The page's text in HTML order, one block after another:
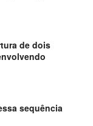
de dois
sequência